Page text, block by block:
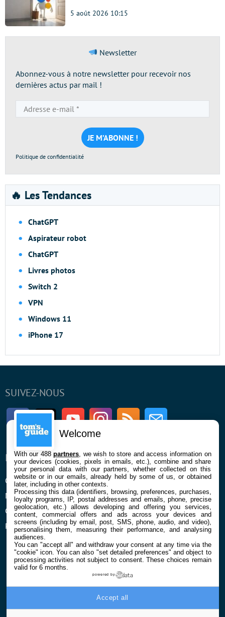
5 août 2026 10:15
Newsletter
Abonnez-vous à notre newsletter pour recevoir nos
dernières actus par mail !
e-
mail
*
Politique de confidentialité
🔥 Les Tendances
ChatGPT
Aspirateur robot
ChatGPT
Livres photos
Switch 2
VPN
Windows 11
iPhone 17
SUIVEZ-NOUS
FacebookTwitter Youtube InstagramRSS Newsletter
ENTREPRISE
Qui sommes nous
Mentions légales et CGU
Confidentialité et Cookies
Préférences cookies
À PROPOS
La rédaction
Contact
Welcome
With our 488partners , we wish to store and access information on
your devices (cookies, pixels in emails, etc.), combine and share
your personal data with our partners, whether collected on this
website or in our emails, already held by some of us, or obtained
later, including in other contexts.
Processing this data (identifiers, browsing, preferences, purchases,
loyalty programs, IP, postal addresses and emails, phone, precise
geolocation, etc.) allows developing and offering you services,
content, commercial offers and ads across your devices and
screens (including by email, post, SMS, phone, audio, and video),
personalising them, measuring their performance, and analysing
audiences.
You can "accept all" and withdraw your consent at any time via the
"cookie" icon. You can also "set detailed preferences" and object to
processing activities not subject to consent. These choices remain
valid for 6 months.
powered by
Accept all